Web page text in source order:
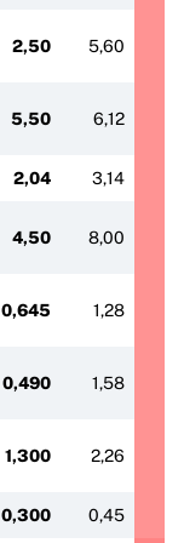
2,50 5,60
5,50 6,12
2,04 3,14
4,50 8,00
0,645 1,28
0,490 1,58
1,300 2,26
0,300 0,45